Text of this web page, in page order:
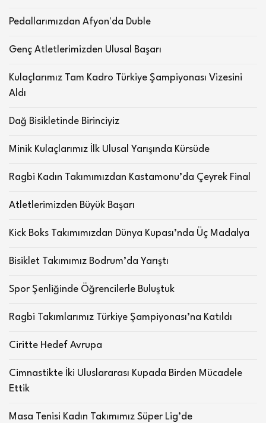
Pedallarımızdan Afyon'da Duble
Genç Atletlerimizden Ulusal Başarı
Kulaçlarımız Tam Kadro Türkiye Şampiyonası Vizesini
Aldı
Dağ Bisikletinde Birinciyiz
Minik Kulaçlarımız İlk Ulusal Yarışında Kürsüde
Ragbi Kadın Takımımızdan Kastamonu’da Çeyrek Final
Atletlerimizden Büyük Başarı
Kick Boks Takımımızdan Dünya Kupası’nda Üç Madalya
Bisiklet Takımımız Bodrum’da Yarıştı
Spor Şenliğinde Öğrencilerle Buluştuk
Ragbi Takımlarımız Türkiye Şampiyonası’na Katıldı
Ciritte Hedef Avrupa
Cimnastikte İki Uluslararası Kupada Birden Mücadele
Ettik
Masa Tenisi Kadın Takımımız Süper Lig’de